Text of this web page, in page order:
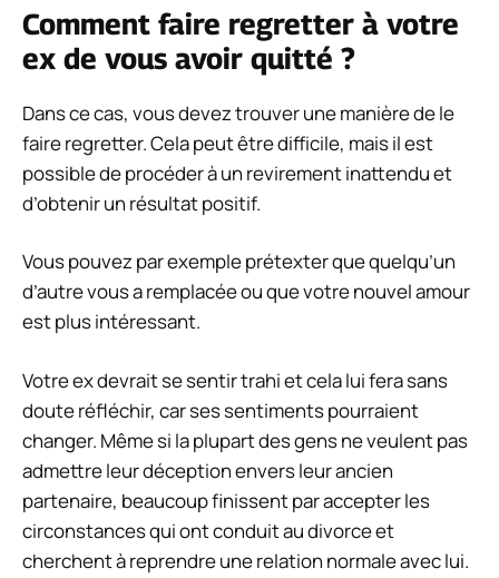
Comment faire regretter à votre
ex de vous avoir quitté ?
Dans ce cas, vous devez trouver une manière de le
faire regretter. Cela peut être difficile, mais il est
possible de procéder à un revirement inattendu et
d’obtenir un résultat positif.
Vous pouvez par exemple prétexter que quelqu’un
d’autre vous a remplacée ou que votre nouvel amour
est plus intéressant.
Votre ex devrait se sentir trahi et cela lui fera sans
doute réfléchir, car ses sentiments pourraient
changer. Même si la plupart des gens ne veulent pas
admettre leur déception envers leur ancien
partenaire, beaucoup finissent par accepter les
circonstances qui ont conduit au divorce et
cherchent à reprendre une relation normale avec lui.